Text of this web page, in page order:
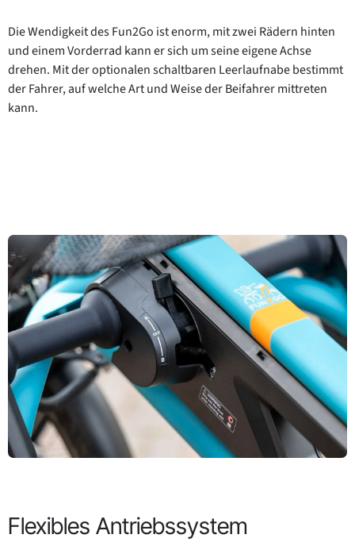
Die Wendigkeit des Fun2Go ist enorm, mit zwei Rädern hinten
und einem Vorderrad kann er sich um seine eigene Achse
drehen. Mit der optionalen schaltbaren Leerlaufnabe bestimmt
der Fahrer, auf welche Art und Weise der Beifahrer mittreten
kann.
Flexibles Antriebssystem